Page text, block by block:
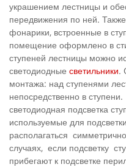
украшением лестницы и
передвижения по ней.
фонарики, встроенные в
помещение оформлено в
ступеней лестницы можно
светодиодные светильники.
монтажа: над ступенями
непосредственно в
светодиодная подсветка
используемые для
располагаться
случаях, если подсветку
прибегают к подсветке